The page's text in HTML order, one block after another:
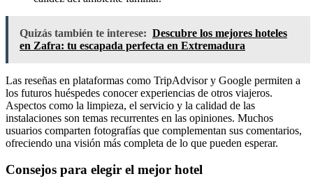
Quizás también te interese: Descubre los mejores hoteles
en Zafra: tu escapada perfecta en Extremadura
Las reseñas en plataformas como TripAdvisor y Google permiten a
los futuros huéspedes conocer experiencias de otros viajeros.
Aspectos como la limpieza, el servicio y la calidad de las
instalaciones son temas recurrentes en las opiniones. Muchos
usuarios comparten fotografías que complementan sus comentarios,
ofreciendo una visión más completa de lo que pueden esperar.
Consejos para elegir el mejor hotel